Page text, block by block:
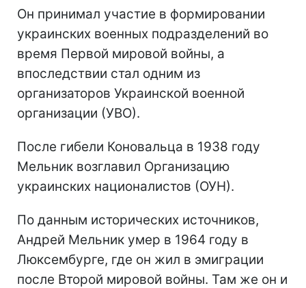
Он принимал участие в формировании
украинских военных подразделений во
время Первой мировой войны, а
впоследствии стал одним из
организаторов Украинской военной
организации (УВО).
После гибели Коновальца в 1938 году
Мельник возглавил Организацию
украинских националистов (ОУН).
По данным исторических источников,
Андрей Мельник умер в 1964 году в
Люксембурге, где он жил в эмиграции
после Второй мировой войны. Там же он и